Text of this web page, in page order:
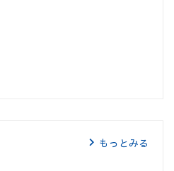
もっとみる